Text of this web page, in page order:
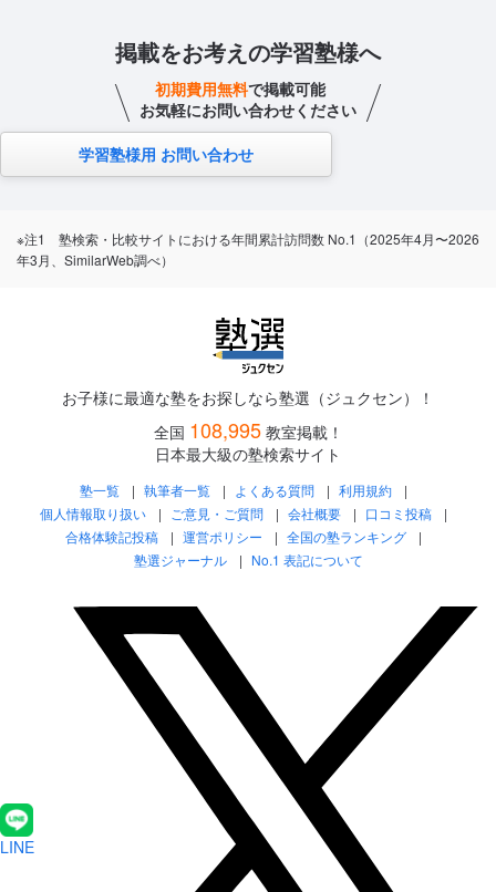
掲載をお考えの学習塾様へ
初期費用無料で掲載可能
お気軽にお問い合わせください
学習塾様用 お問い合わせ
※注1 塾検索・比較サイトにおける年間累計訪問数 No.1（2025年4月〜2026
年3月、SimilarWeb調べ）
お子様に最適な塾をお探しなら塾選（ジュクセン）！
全国 108,995 教室掲載！
日本最大級の塾検索サイト
塾一覧 執筆者一覧 よくある質問
利用規約
個人情報取り扱い
ご意見・ご質問 会社概要
口コミ投稿
合格体験記投稿
運営ポリシー
全国の塾ランキング
塾選ジャーナル
No.1 表記について
LINE